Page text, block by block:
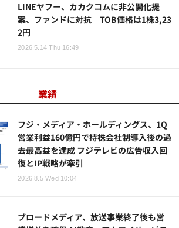
LINEヤフー、カカクコムに非公開化提
案、ファンドに対抗 TOB価格は1株3,23
2円
2026.5.14 Thu 16:49
業績
フジ・メディア・ホールディングス、1Q
営業利益160億円で持株会社制導入後の過
去最高益を達成 フジテレビの広告収入回
復とIP戦略が牽引
2026.8.5 Wed 10:04
ブロードメディア、放送事業終了後も営